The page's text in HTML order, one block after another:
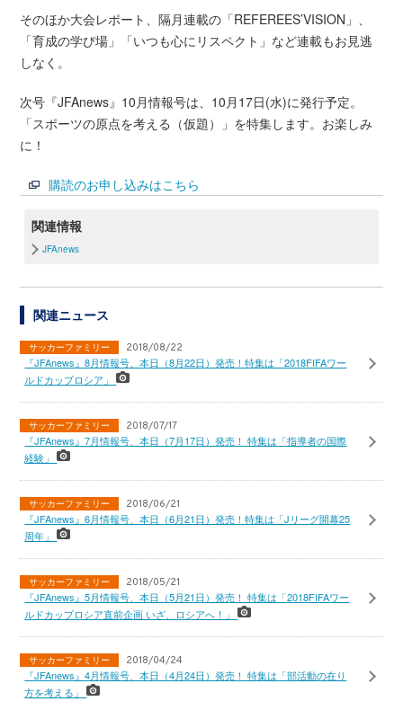
そのほか大会レポート、隔月連載の「REFEREES’VISION」、
「育成の学び場」「いつも心にリスペクト」など連載もお見逃
しなく。
次号『JFAnews』10月情報号は、10月17日(水)に発行予定。
「スポーツの原点を考える（仮題）」を特集します。お楽しみ
に！
購読のお申し込みはこちら
関連情報
JFAnews
関連ニュース
サッカーファミリー 2018/08/22
『JFAnews』8月情報号、本日（8月22日）発売！特集は「2018FIFAワー
ルドカップロシア」
サッカーファミリー 2018/07/17
『JFAnews』7月情報号、本日（7月17日）発売！ 特集は「指導者の国際
経験」
サッカーファミリー 2018/06/21
『JFAnews』6月情報号、本日（6月21日）発売！特集は「Jリーグ開幕25
周年」
サッカーファミリー 2018/05/21
『JFAnews』5月情報号、本日（5月21日）発売！ 特集は「2018FIFAワー
ルドカップロシア直前企画 いざ、ロシアへ！」
サッカーファミリー 2018/04/24
『JFAnews』4月情報号、本日（4月24日）発売！ 特集は「部活動の在り
方を考える」